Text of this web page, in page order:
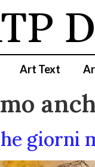
Art Text
giorni